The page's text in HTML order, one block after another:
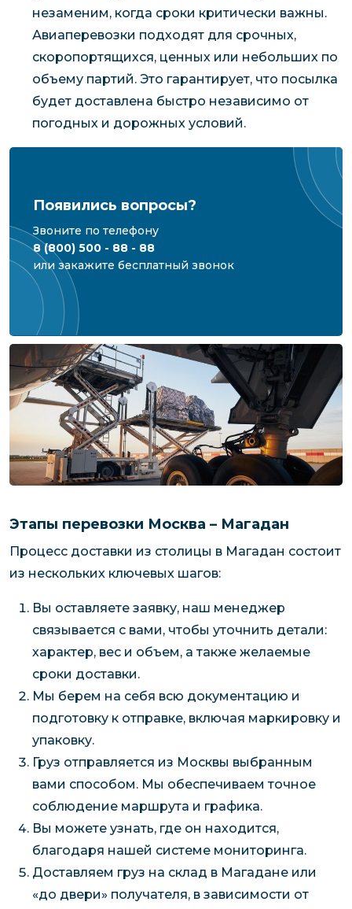
незаменим, когда сроки критически важны.
Авиаперевозки подходят для срочных,
скоропортящихся, ценных или небольших по
объему партий. Это гарантирует, что посылка
будет доставлена быстро независимо от
погодных и дорожных условий.
Появились вопросы?
Звоните по телефону
8 (800) 500 - 88 - 88
или закажите бесплатный звонок
Этапы перевозки Москва – Магадан
Процесс доставки из столицы в Магадан состоит
из нескольких ключевых шагов:
Вы оставляете заявку, наш менеджер
связывается с вами, чтобы уточнить детали:
характер, вес и объем, а также желаемые
сроки доставки.
Мы берем на себя всю документацию и
подготовку к отправке, включая маркировку и
упаковку.
Груз отправляется из Москвы выбранным
вами способом. Мы обеспечиваем точное
соблюдение маршрута и графика.
Вы можете узнать, где он находится,
благодаря нашей системе мониторинга.
Доставляем груз на склад в Магадане или
«до двери» получателя, в зависимости от